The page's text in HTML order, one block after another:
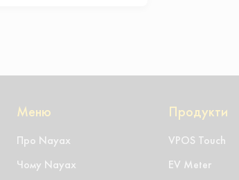
Меню
Про Nayax
Чому Nayax
Продукти
VPOS Touch
EV Meter